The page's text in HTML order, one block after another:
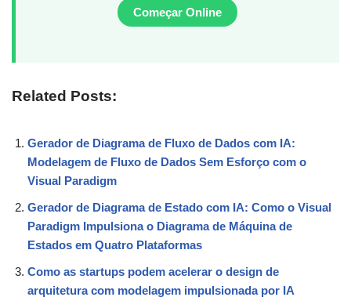
Começar Online
Related Posts:
Gerador de Diagrama de Fluxo de Dados com IA:
Modelagem de Fluxo de Dados Sem Esforço com o
Visual Paradigm
Gerador de Diagrama de Estado com IA: Como o Visual
Paradigm Impulsiona o Diagrama de Máquina de
Estados em Quatro Plataformas
Como as startups podem acelerar o design de
arquitetura com modelagem impulsionada por IA